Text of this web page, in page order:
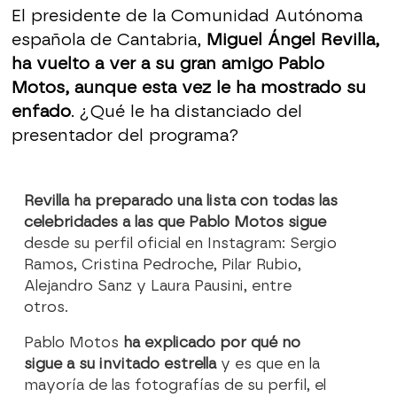
El presidente de la Comunidad Autónoma
española de Cantabria, Miguel Ángel Revilla,
ha vuelto a ver a su gran amigo Pablo
Motos, aunque esta vez le ha mostrado su
enfado. ¿Qué le ha distanciado del
presentador del programa?
Revilla ha preparado una lista con todas las
celebridades a las que Pablo Motos sigue
desde su perfil oficial en Instagram: Sergio
Ramos, Cristina Pedroche, Pilar Rubio,
Alejandro Sanz y Laura Pausini, entre
otros.
Pablo Motos ha explicado por qué no
sigue a su invitado estrella y es que en la
mayoría de las fotografías de su perfil, el